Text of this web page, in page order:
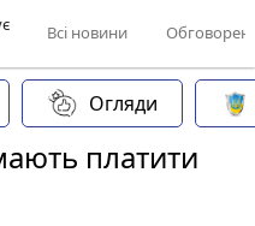
Всі новини
Огляди
платити